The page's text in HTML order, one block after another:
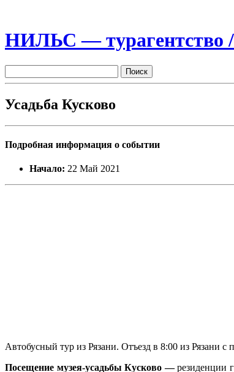
НИЛЬС — турагентство /
Усадьба Кусково
Подробная информация о событии
Начало: 22 Май 2021
Автобусный тур из Рязани. Отъезд в 8:00 из Рязани
Посещение музея-усадьбы Кусково —резиденции